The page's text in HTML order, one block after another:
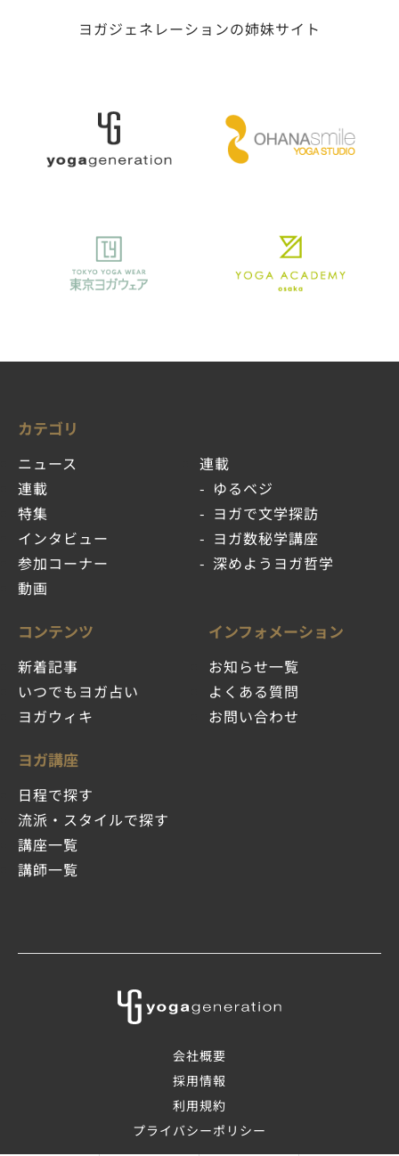
ヨガジェネレーションの姉妹サイト
カテゴリ
ニュース
連載
特集
インタビュー
参加コーナー
動画
連載
ゆるベジ
ヨガで文学探訪
ヨガ数秘学講座
深めようヨガ哲学
コンテンツ
新着記事
いつでもヨガ占い
ヨガウィキ
ヨガ講座
日程で探す
流派・スタイルで探す
講座一覧
講師一覧
インフォメーション
お知らせ一覧
よくある質問
お問い合わせ
会社概要
採用情報
利用規約
プライバシーポリシー